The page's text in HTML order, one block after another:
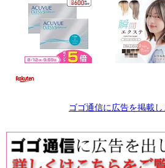
ゴゴ通信に広告を掲載し